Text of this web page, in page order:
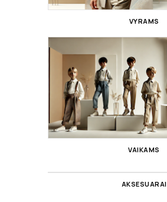
VYRAMS
VAIKAMS
AKSESUARAI